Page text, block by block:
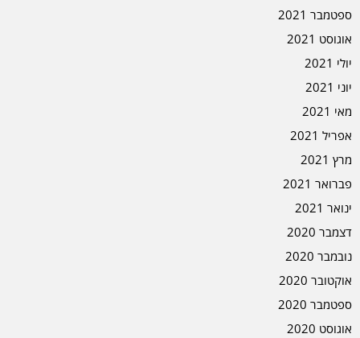
ספטמבר 2021
אוגוסט 2021
יולי 2021
יוני 2021
מאי 2021
אפריל 2021
מרץ 2021
פברואר 2021
ינואר 2021
דצמבר 2020
נובמבר 2020
אוקטובר 2020
ספטמבר 2020
אוגוסט 2020